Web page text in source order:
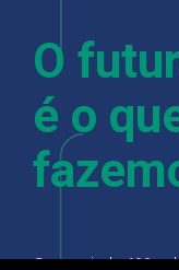
O
é o
Com mais de 400